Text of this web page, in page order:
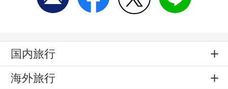
国内旅行
海外旅行